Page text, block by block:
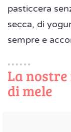
pasticcera
secca, di
sempre e
La
di mele